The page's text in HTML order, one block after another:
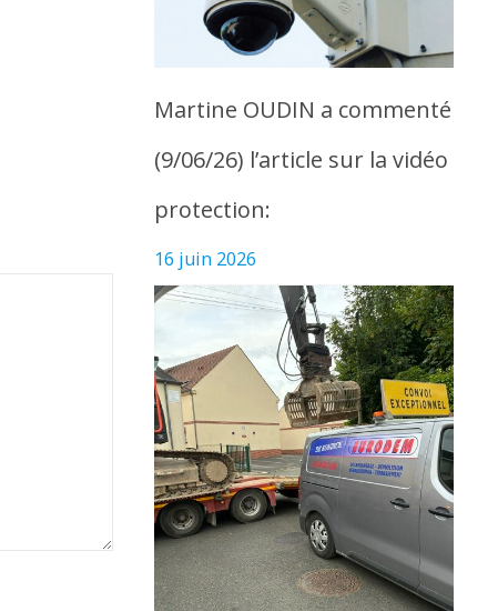
Martine OUDIN a commenté
(9/06/26) l’article sur la vidéo
protection:
16 juin 2026